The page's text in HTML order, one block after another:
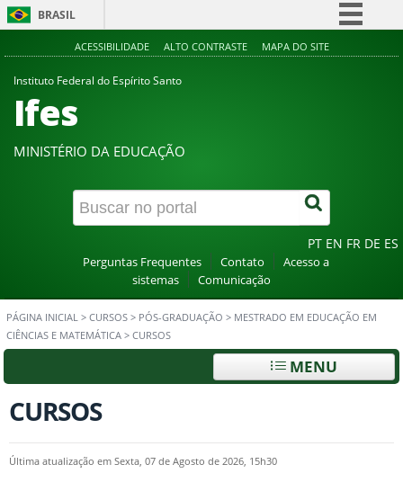
BRASIL
Simplifique!
Canais
ACESSIBILIDADE ALTO CONTRASTE MAPA DO SITE
Instituto Federal do Espírito Santo
Ifes
MINISTÉRIO DA EDUCAÇÃO
PT EN FR DE ES
Perguntas Frequentes Contato
Acesso a
sistemas
Comunicação
PÁGINA INICIAL > CURSOS > PÓS-GRADUAÇÃO > MESTRADO EM EDUCAÇÃO EM
CIÊNCIAS E MATEMÁTICA > CURSOS
MENU
CURSOS
Última atualização em Sexta, 07 de Agosto de 2026, 15h30